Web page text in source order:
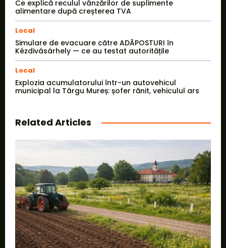
Ce explică reculul vânzărilor de suplimente
alimentare după creșterea TVA
Local
Simulare de evacuare către ADĂPOSTURI în
Kézdivásárhely — ce au testat autoritățile
Local
Explozia acumulatorului într-un autovehicul
municipal la Târgu Mureș: șofer rănit, vehiculul ars
Related Articles